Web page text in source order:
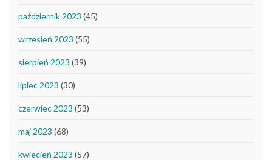
październik 2023 (45)
wrzesień 2023 (55)
sierpień 2023 (39)
lipiec 2023 (30)
czerwiec 2023 (53)
maj 2023 (68)
kwiecień 2023 (57)